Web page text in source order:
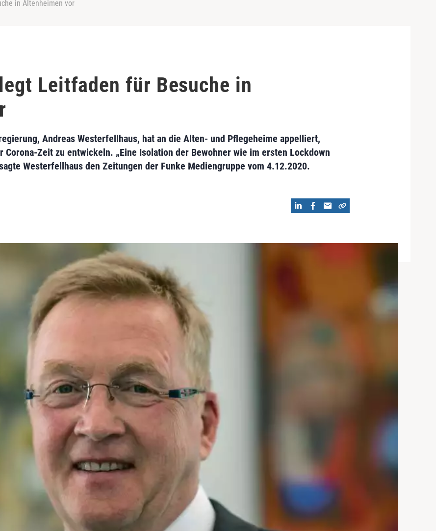
in Altenheimen vor
Leitfaden für Besuche in
Andreas Westerfellhaus, hat an die Alten- und Pflegeheime appelliert,
Corona-Zeit zu entwickeln. „Eine Isolation der Bewohner wie im ersten Lockdown
Westerfellhaus den Zeitungen der Funke Mediengruppe vom 4.12.2020.